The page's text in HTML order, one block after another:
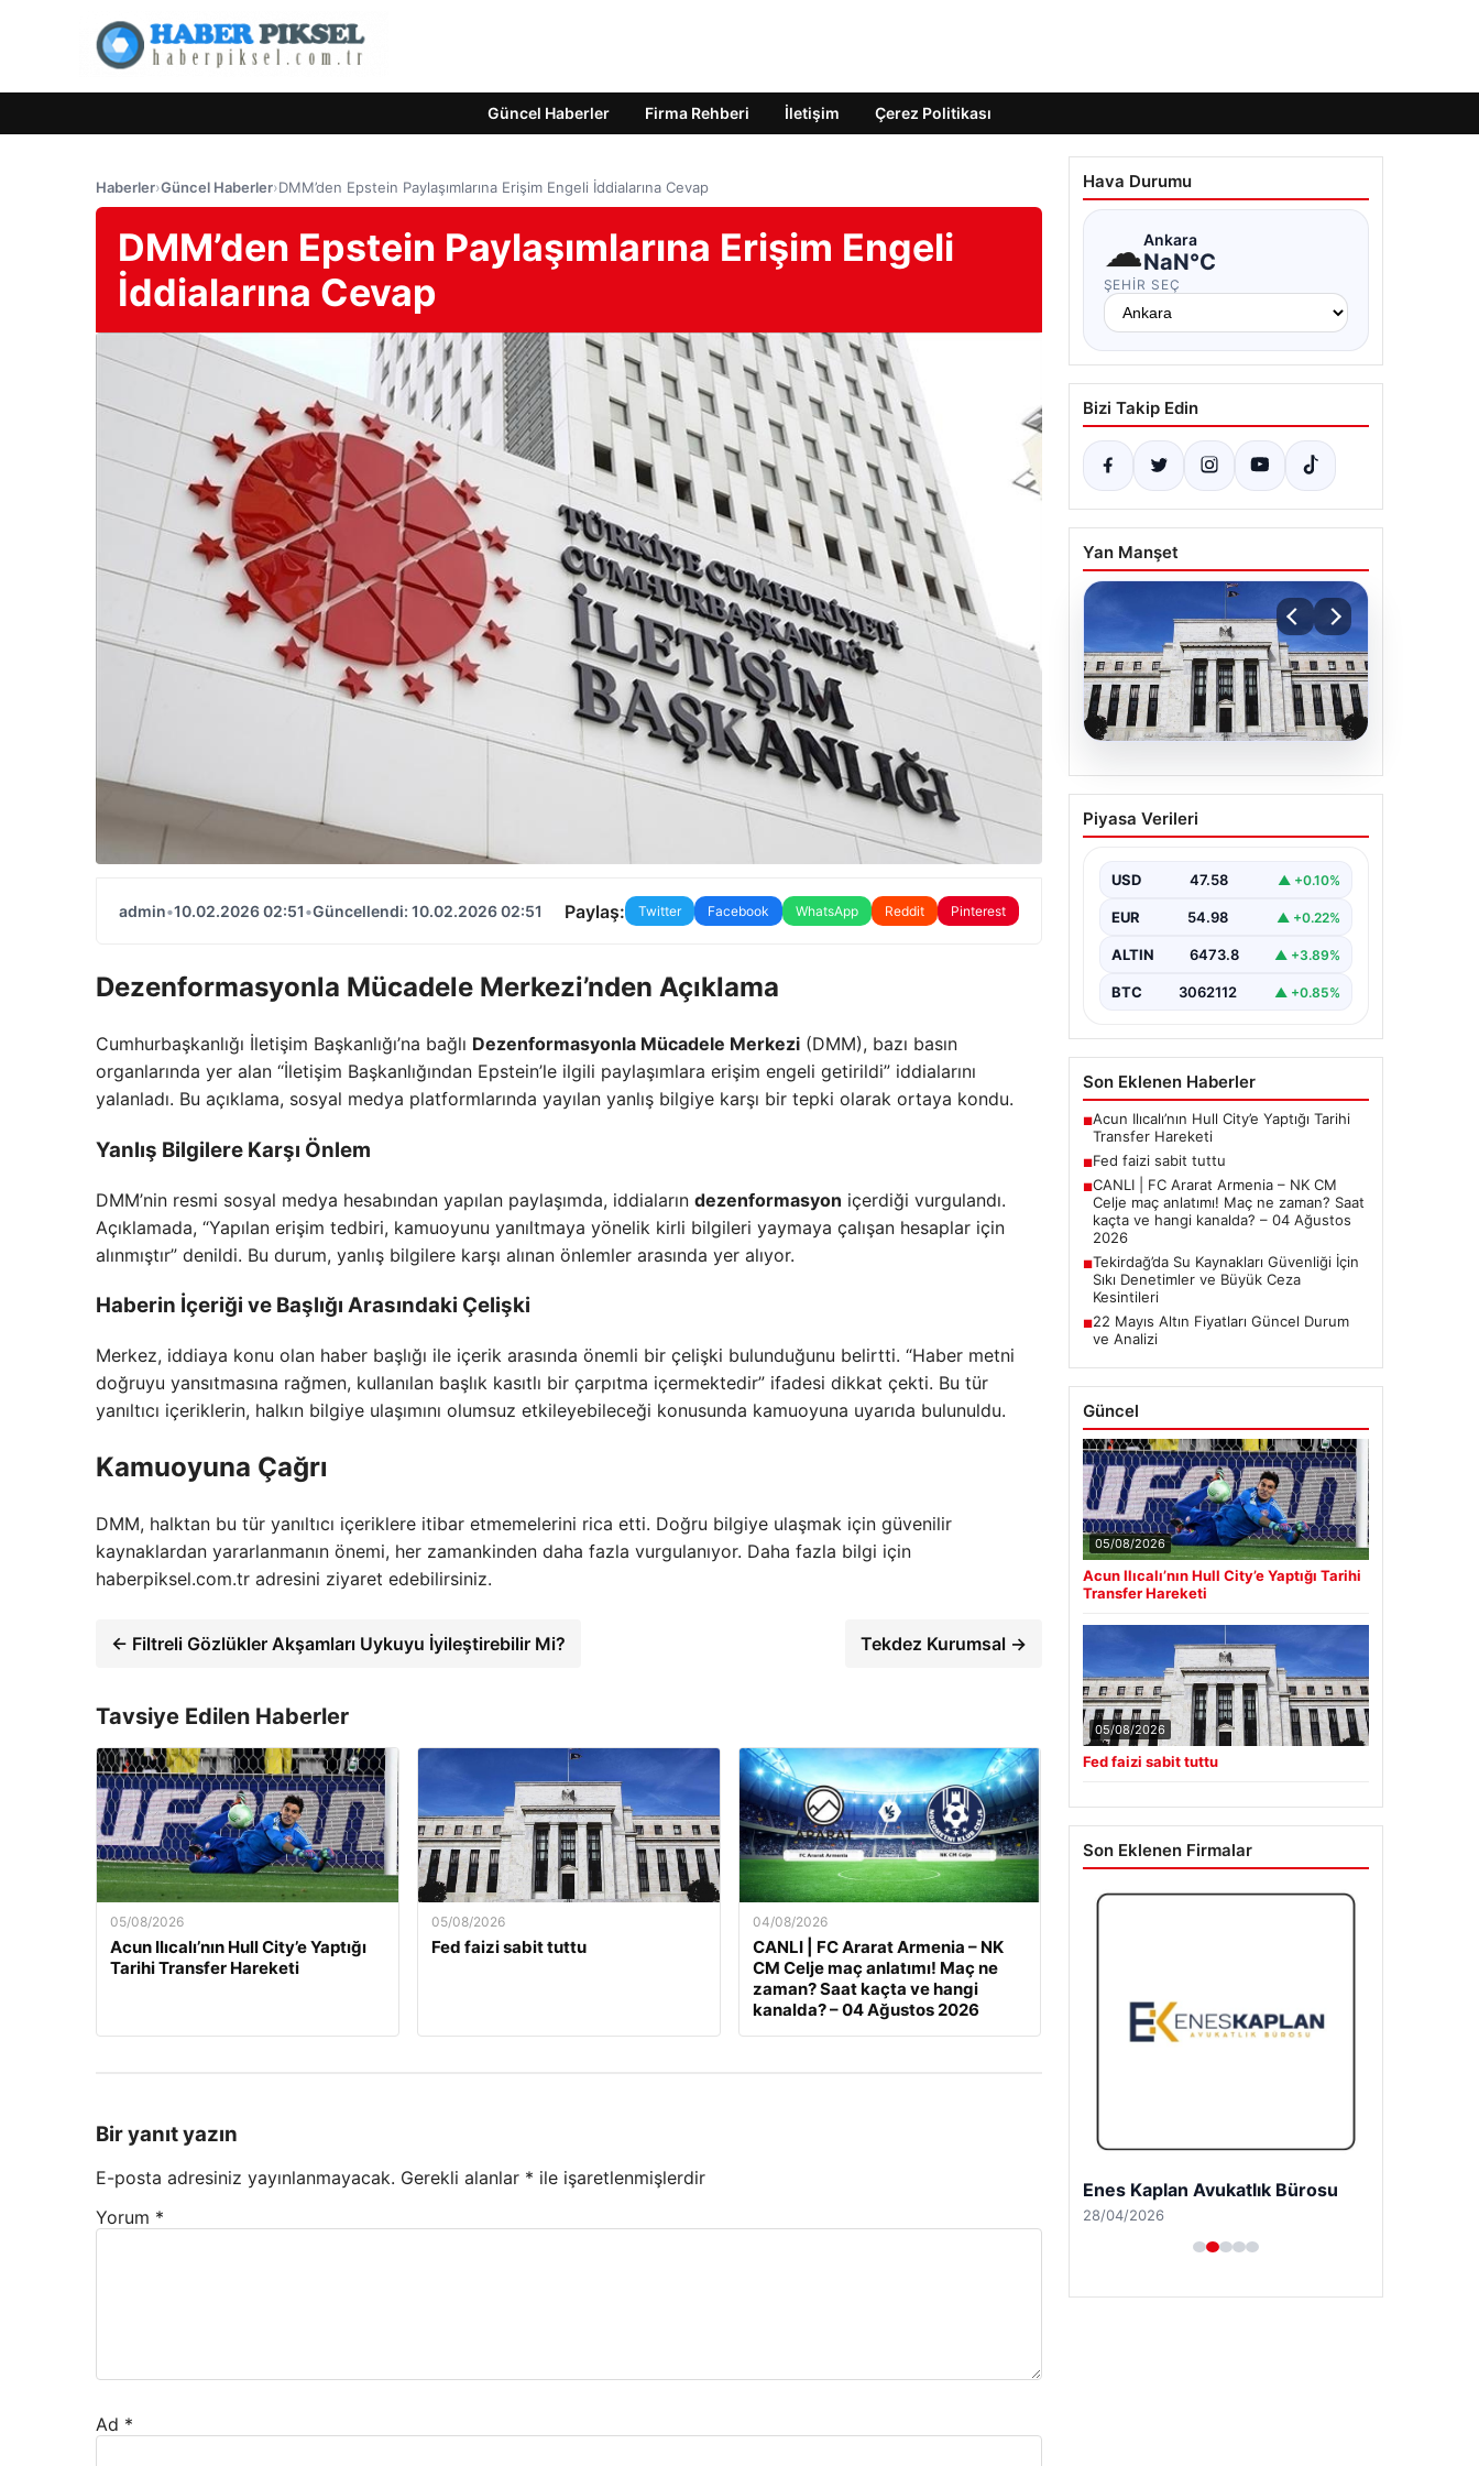
Güncel Haberler Firma Rehberi İletişim Çerez Politikası
Haberler›Güncel Haberler›DMM’den Epstein Paylaşımlarına Erişim Engeli İddialarına Cevap
DMM’den Epstein Paylaşımlarına Erişim Engeli
İddialarına Cevap
admin•10.02.2026 02:51•Güncellendi: 10.02.2026 02:51 Paylaş: Twitter Facebook WhatsApp Reddit Pinterest
Dezenformasyonla Mücadele Merkezi’nden Açıklama
Cumhurbaşkanlığı İletişim Başkanlığı’na bağlı Dezenformasyonla Mücadele Merkezi (DMM), bazı basın
organlarında yer alan “İletişim Başkanlığından Epstein’le ilgili paylaşımlara erişim engeli getirildi” iddialarını
yalanladı. Bu açıklama, sosyal medya platformlarında yayılan yanlış bilgiye karşı bir tepki olarak ortaya kondu.
Yanlış Bilgilere Karşı Önlem
DMM’nin resmi sosyal medya hesabından yapılan paylaşımda, iddiaların dezenformasyon içerdiği vurgulandı.
Açıklamada, “Yapılan erişim tedbiri, kamuoyunu yanıltmaya yönelik kirli bilgileri yaymaya çalışan hesaplar için
alınmıştır” denildi. Bu durum, yanlış bilgilere karşı alınan önlemler arasında yer alıyor.
Haberin İçeriği ve Başlığı Arasındaki Çelişki
Merkez, iddiaya konu olan haber başlığı ile içerik arasında önemli bir çelişki bulunduğunu belirtti. “Haber metni
doğruyu yansıtmasına rağmen, kullanılan başlık kasıtlı bir çarpıtma içermektedir” ifadesi dikkat çekti. Bu tür
yanıltıcı içeriklerin, halkın bilgiye ulaşımını olumsuz etkileyebileceği konusunda kamuoyuna uyarıda bulunuldu.
Kamuoyuna Çağrı
DMM, halktan bu tür yanıltıcı içeriklere itibar etmemelerini rica etti. Doğru bilgiye ulaşmak için güvenilir
kaynaklardan yararlanmanın önemi, her zamankinden daha fazla vurgulanıyor. Daha fazla bilgi için
haberpiksel.com.tr adresini ziyaret edebilirsiniz.
← Filtreli Gözlükler Akşamları Uykuyu İyileştirebilir Mi? Tekdez Kurumsal →
Tavsiye Edilen Haberler
05/08/2026
Acun Ilıcalı’nın Hull City’e Yaptığı
Tarihi Transfer Hareketi
05/08/2026
Fed faizi sabit tuttu
04/08/2026
CANLI | FC Ararat Armenia – NK
CM Celje maç anlatımı! Maç ne
zaman? Saat kaçta ve hangi
kanalda? – 04 Ağustos 2026
Bir yanıt yazın
E-posta adresiniz yayınlanmayacak. Gerekli alanlar * ile işaretlenmişlerdir
Yorum *
Ad *
Hava Durumu
☁Ankara
NaN°C
ŞEHIR SEÇ
Bizi Takip Edin
Yan Manşet
05.08.2026
Fed faizi sabit tuttu
{“title”: “ABD Merkez Bankası Faiz
Piyasa Verileri
USD 47.58 ▲ +0.10%
EUR 54.98 ▲ +0.22%
ALTIN 6473.8 ▲ +3.89%
BTC 3062112 ▲ +0.85%
Son Eklenen Haberler
■Acun Ilıcalı’nın Hull City’e Yaptığı Tarihi
Transfer Hareketi
■Fed faizi sabit tuttu
■CANLI | FC Ararat Armenia – NK CM
Celje maç anlatımı! Maç ne zaman? Saat
kaçta ve hangi kanalda? – 04 Ağustos
2026
■Tekirdağ’da Su Kaynakları Güvenliği İçin
Sıkı Denetimler ve Büyük Ceza
Kesintileri
■22 Mayıs Altın Fiyatları Güncel Durum
ve Analizi
Güncel
05/08/2026
Acun Ilıcalı’nın Hull City’e Yaptığı Tarihi
Transfer Hareketi
05/08/2026
Fed faizi sabit tuttu
Son Eklenen Firmalar
Enes Kaplan Avukatlık Bürosu
28/04/2026